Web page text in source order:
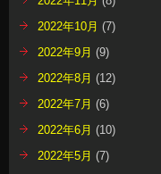
2022年10月 (7)
2022年9月 (9)
2022年8月 (12)
2022年7月 (6)
2022年6月 (10)
2022年5月 (7)